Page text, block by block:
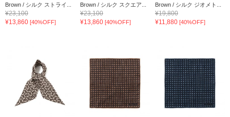
Brown / シルク ストライ...
¥23,100
¥13,860 [40%OFF]
Brown / シルク スクエア...
¥23,100
¥13,860 [40%OFF]
Brown / シルク ジオメト...
¥19,800
¥11,880 [40%OFF]